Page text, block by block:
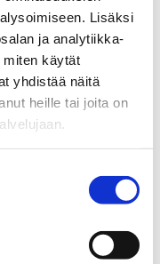
Lisäksi
ja analytiikka-
miten käytät
yhdistää näitä
heille tai joita on
2011. Hän
joukkoon ja
Gagarin Cupin
tuomitsi
päättyi myös
Rönn voitti
Jääkiekon